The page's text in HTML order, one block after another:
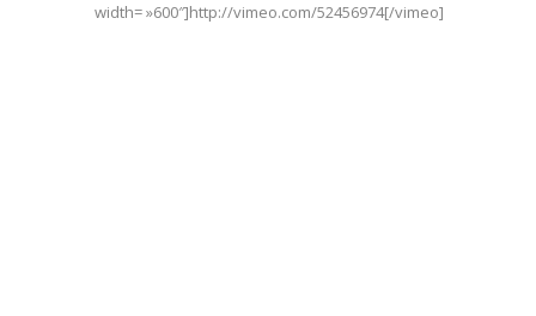
width= »600″]http://vimeo.com/52456974[/vimeo]